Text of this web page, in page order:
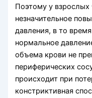
Поэтому у взрослых
незначительное
давления, в то
нормальное
объема крови не
периферических
происходит при
констриктивная